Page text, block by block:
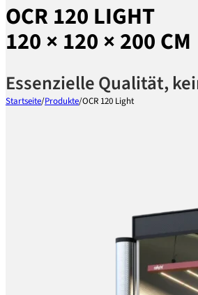
OCR 120 LIGHT
120 × 120 × 200 CM
Essenzielle Qualität,
Startseite/Produkte/OCR 120 Light